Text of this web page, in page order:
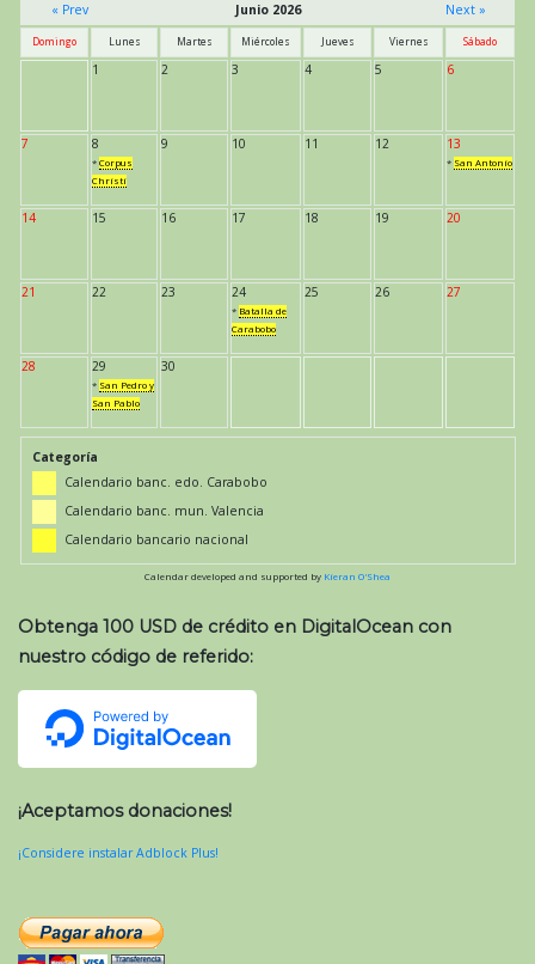
« Prev
Junio 2026 Next »
Domingo Lunes Martes Miércoles Jueves Viernes Sábado
1 2 3 4 5 6
7 8
* Corpus
Christi
9 10 11 12 13
* San Antonio
14 15 16 17 18 19 20
21 22 23 24
* Batalla de
Carabobo
25 26 27
28 29
* San Pedro y
San Pablo
30
Categoría
Calendario banc. edo. Carabobo
Calendario banc. mun. Valencia
Calendario bancario nacional
Calendar developed and supported by Kieran O'Shea
Obtenga 100 USD de crédito en DigitalOcean con
nuestro código de referido:
¡Aceptamos donaciones!
¡Considere instalar Adblock Plus!